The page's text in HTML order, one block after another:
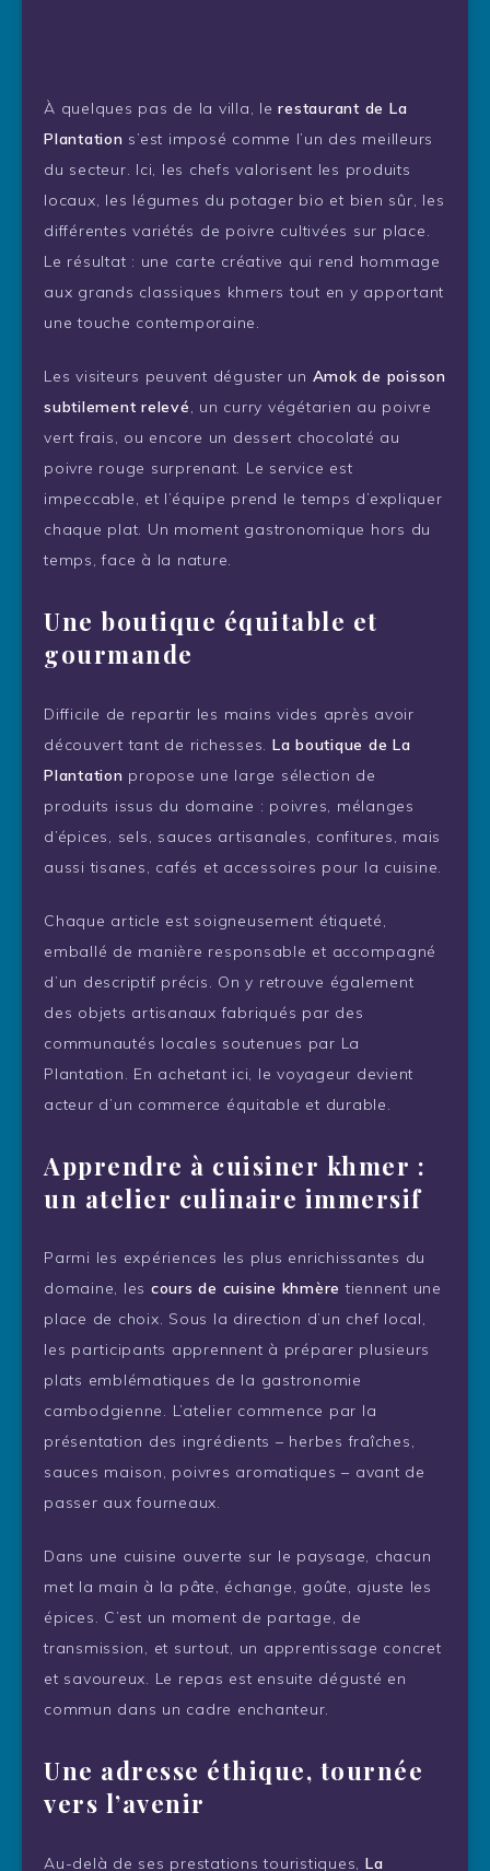
À quelques pas de la villa, lerestaurant de La
Plantation s’est imposé comme l’un des meilleurs
du secteur. Ici, les chefs valorisent les produits
locaux, les légumes du potager bio et bien sûr, les
différentes variétés de poivre cultivées sur place.
Le résultat : une carte créative qui rend hommage
aux grands classiques khmers tout en y apportant
une touche contemporaine.
Les visiteurs peuvent déguster un Amok de poisson
subtilement relevé, un curry végétarien au poivre
vert frais, ou encore un dessert chocolaté au
poivre rouge surprenant. Le service est
impeccable, et l’équipe prend le temps d’expliquer
chaque plat. Un moment gastronomique hors du
temps, face à la nature.
Une boutique équitable et
gourmande
Difficile de repartir les mains vides après avoir
découvert tant de richesses. La boutique de La
Plantation propose une large sélection de
produits issus du domaine : poivres, mélanges
d’épices, sels, sauces artisanales, confitures, mais
aussi tisanes, cafés et accessoires pour la cuisine.
Chaque article est soigneusement étiqueté,
emballé de manière responsable et accompagné
d’un descriptif précis. On y retrouve également
des objets artisanaux fabriqués par des
communautés locales soutenues par La
Plantation. En achetant ici, le voyageur devient
acteur d’un commerce équitable et durable.
Apprendre à cuisiner khmer :
un atelier culinaire immersif
Parmi les expériences les plus enrichissantes du
domaine, les cours de cuisine khmère tiennent une
place de choix. Sous la direction d’un chef local,
les participants apprennent à préparer plusieurs
plats emblématiques de la gastronomie
cambodgienne. L’atelier commence par la
présentation des ingrédients – herbes fraîches,
sauces maison, poivres aromatiques – avant de
passer aux fourneaux.
Dans une cuisine ouverte sur le paysage, chacun
met la main à la pâte, échange, goûte, ajuste les
épices. C’est un moment de partage, de
transmission, et surtout, un apprentissage concret
et savoureux. Le repas est ensuite dégusté en
commun dans un cadre enchanteur.
Une adresse éthique, tournée
vers l’avenir
Au-delà de ses prestations touristiques, La